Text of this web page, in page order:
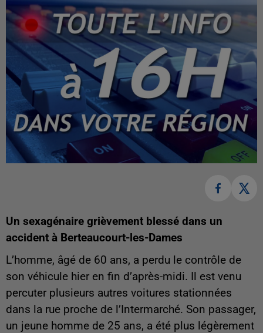
Un sexagénaire grièvement blessé dans un
accident à Berteaucourt-les-Dames
L’homme, âgé de 60 ans, a perdu le contrôle de
son véhicule hier en fin d’après-midi. Il est venu
percuter plusieurs autres voitures stationnées
dans la rue proche de l’Intermarché. Son passager,
un jeune homme de 25 ans, a été plus légèrement